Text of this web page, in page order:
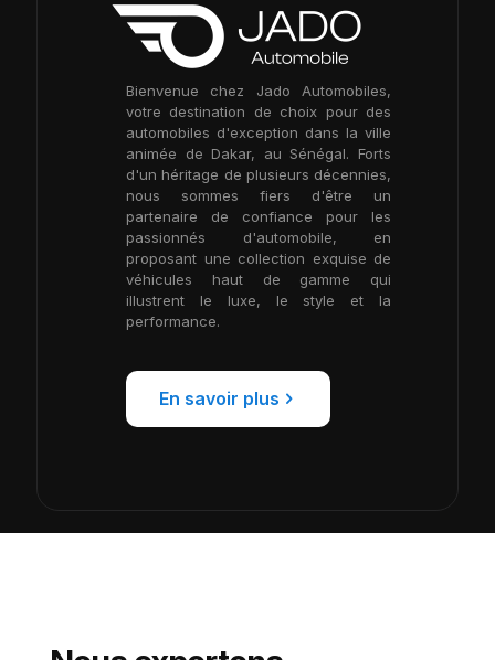
Bienvenue chez Jado Automobiles,
votre destination de choix pour des
automobiles d'exception dans la ville
animée de Dakar, au Sénégal. Forts
d'un héritage de plusieurs décennies,
nous sommes fiers d'être un
partenaire de confiance pour les
passionnés d'automobile, en
proposant une collection exquise de
véhicules haut de gamme qui
illustrent le luxe, le style et la
performance.
En savoir plus